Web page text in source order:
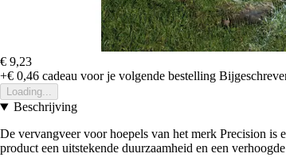
€ 9,23
+€ 0,46 cadeau voor je volgende bestelling
Loading...
Beschrijving
De vervangveer voor hoepels van het merk Precision is
product een uitstekende duurzaamheid en een